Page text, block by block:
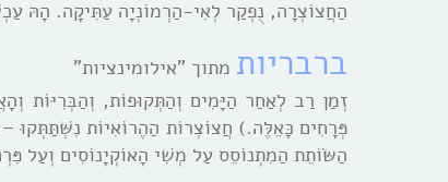
הַחֲצוֹצְרָה, נֻפְקַר לְאִי-הַרְמוֹנְיָה עַתִּיקָה. הָהּ
ברבריות מתוך "אילומינציות"
זְמַן רַב לְאַחַר הַיָּמִים וְהַתְּקוּפוֹת, וְהַבְּרִיּוֹת
פְּרָחִים כָּאֵלֶּה.) חֲצוֹצְרוֹת הַהֶרוֹאִיוֹת
הַשּׂוֹתֵת הַמִתְנוֹסֵס עַל מְשִׁי הָאוֹקְיָנוֹסִים וְעַל